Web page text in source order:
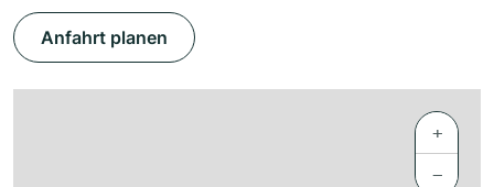
Anfahrt planen
+
−